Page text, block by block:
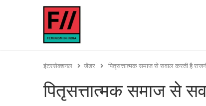
इंटरसेक्शनल जेंडर पितृसत्तात्मक समाज से सवाल करती है
पितृसत्तात्मक समाज से